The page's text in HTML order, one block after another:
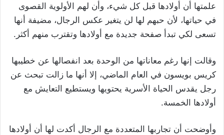
علمتها أن أولادها قبل كل شيء، وأن لهم الأولوية القصوى
في حياتها، لأن حبهم لها لن يتغير عكس الرجال، مضيفة أنها
تسعى لكي تبدأ صفحة جديدة مع أولادها وتقترب منهم أكثر.
وقالت إنها رغم معاناتها من الوحدة بعد انفصالها عن خطيبها
كريس بويسون في العام الماضي، إلا أنها ما زالت تبحث عن
رجل يقدس الحياة الأسرية يحتويها ويستطيع التعايش مع
أولادها الخمسة.
وأوضحت أن تجاربها المتعددة مع الرجال أكدت لها أن أولادها